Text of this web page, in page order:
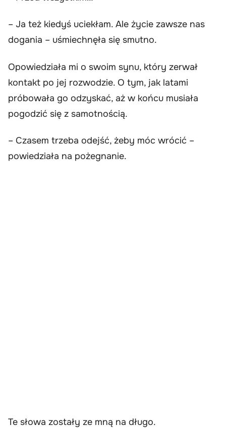
– Ja też kiedyś uciekłam. Ale życie zawsze nas
dogania – uśmiechnęła się smutno.
Opowiedziała mi o swoim synu, który zerwał
kontakt po jej rozwodzie. O tym, jak latami
próbowała go odzyskać, aż w końcu musiała
pogodzić się z samotnością.
– Czasem trzeba odejść, żeby móc wrócić –
powiedziała na pożegnanie.
Te słowa zostały ze mną na długo.